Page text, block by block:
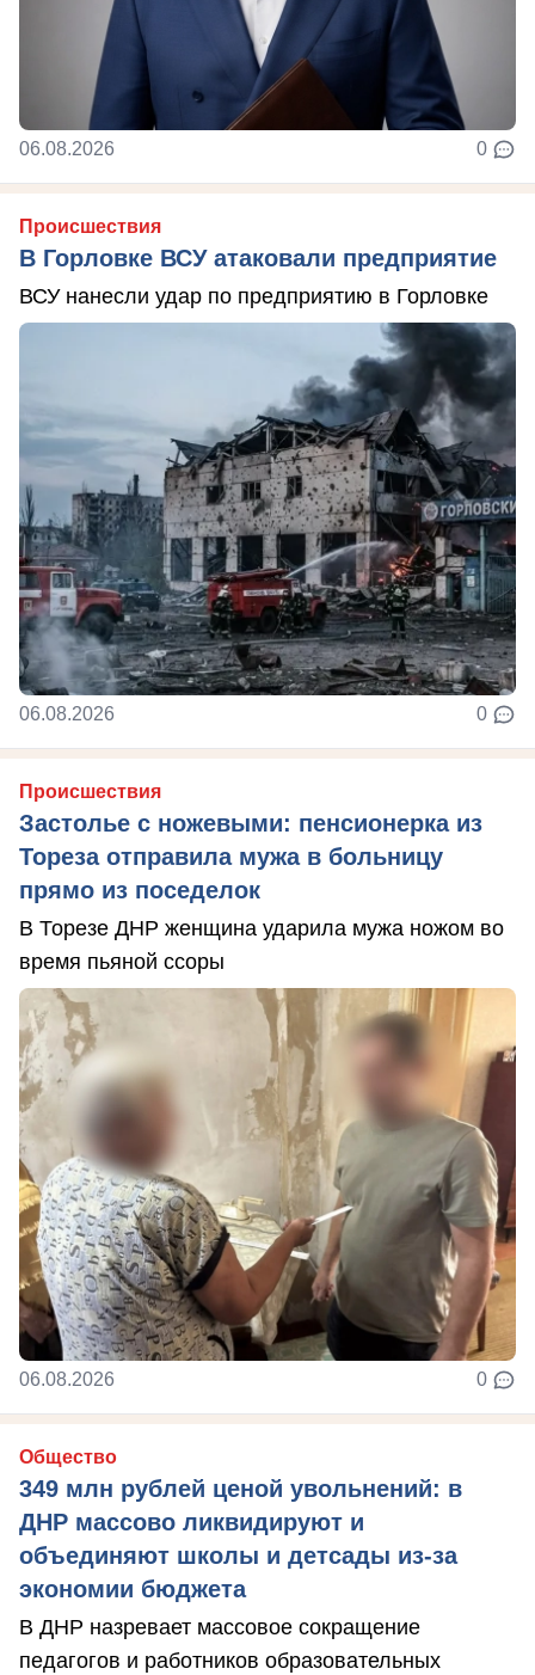
06.08.2026 0
Происшествия
В Горловке ВСУ атаковали предприятие
ВСУ нанесли удар по предприятию в Горловке
06.08.2026 0
Происшествия
Застолье с ножевыми: пенсионерка из
Тореза отправила мужа в больницу
прямо из поседелок
В Торезе ДНР женщина ударила мужа ножом во
время пьяной ссоры
06.08.2026 0
Общество
349 млн рублей ценой увольнений: в
ДНР массово ликвидируют и
объединяют школы и детсады из-за
экономии бюджета
В ДНР назревает массовое сокращение
педагогов и работников образовательных